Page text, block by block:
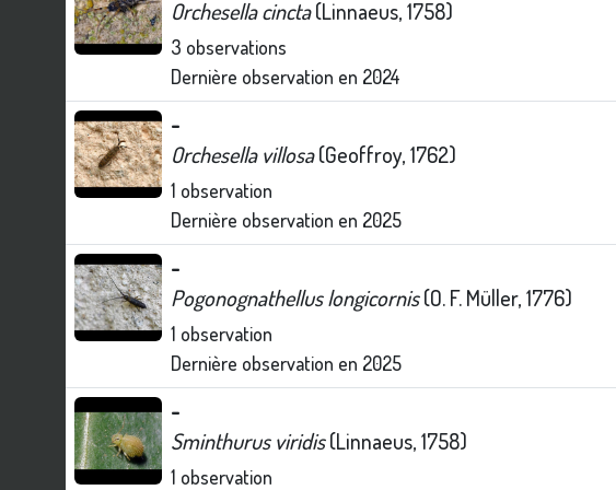
Orchesella cincta(Linnaeus, 1758)
3 observations
Dernière observation en 2024
-
Orchesella villosa(Geoffroy, 1762)
1 observation
Dernière observation en 2025
-
Pogonognathellus longicornis(O. F. Müller, 1776)
1 observation
Dernière observation en 2025
-
Sminthurus viridis(Linnaeus, 1758)
1 observation